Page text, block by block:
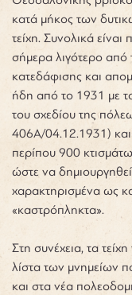
κατά μήκος των
τείχη. Συνολικά
σήμερα λιγότερο από
κατεδάφισης και
ήδη από το 1931 με
του σχεδίου της
406Α/04.12.1931)
περίπου 900
ώστε να
χαρακτηρισμένα ως
«καστρόπληκτα».
Στη συνέχεια, τα
λίστα των μνημείων
και στα νέα